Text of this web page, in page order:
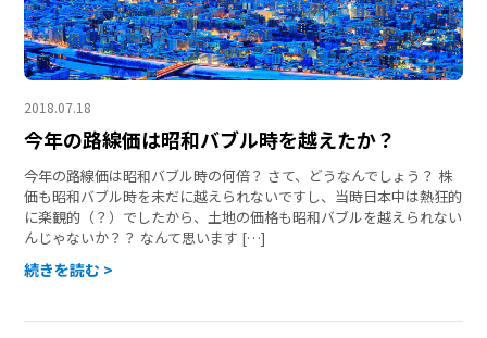
2018.07.18
今年の路線価は昭和バブル時を越えたか？
今年の路線価は昭和バブル時の何倍？ さて、どうなんでしょう？ 株
価も昭和バブル時を未だに越えられないですし、当時日本中は熱狂的
に楽観的（？）でしたから、土地の価格も昭和バブルを越えられない
んじゃないか？？ なんて思います […]
続きを読む >